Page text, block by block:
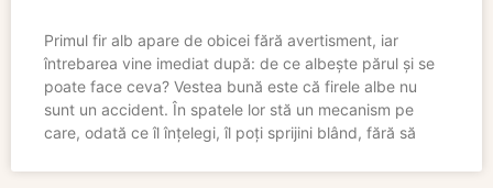
Primul fir alb apare de obicei fără avertisment, iar
întrebarea vine imediat după: de ce albește părul și se
poate face ceva? Vestea bună este că firele albe nu
sunt un accident. În spatele lor stă un mecanism pe
care, odată ce îl înțelegi, îl poți sprijini blând, fără să